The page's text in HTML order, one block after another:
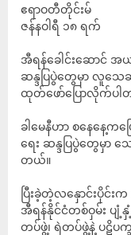
ဧရာဝတီတိုင်းမ်
ဇန်နဝါရီ ၁၈ ရက်
အီရန်ခေါင်းဆောင် အ
ဆန္ဒပြပွဲတွေမှာ လူ
ထုတ်ဖော်ပြောလိုက်ပါ
ခါမေနီဟာ စနေနေ့က
ရေး ဆန္ဒပြပွဲတွေမှာ
တယ်။
ပြီးခဲ့တဲ့လနှောင်းပိုင်း
အီရန်နိုင်ငံတစ်ဝှမ်း ပျံ့
တပ်ဖွဲ့၊ ရဲတပ်ဖွဲ့နဲ့ ပဋိပက္